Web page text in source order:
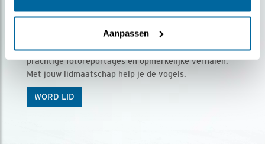
Aanpassen
Ontvang 5 x Vogels voor € 36,00 per jaar
Vogels is het tijdschrift voor onze leden, met
prachtige fotoreportages en opmerkelijke verhalen.
Met jouw lidmaatschap help je de vogels.
WORD LID